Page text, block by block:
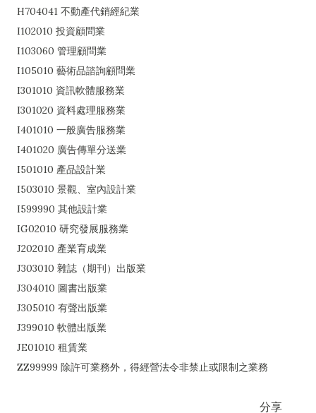
H704041 不動產代銷經紀業
I102010 投資顧問業
I103060 管理顧問業
I105010 藝術品諮詢顧問業
I301010 資訊軟體服務業
I301020 資料處理服務業
I401010 一般廣告服務業
I401020 廣告傳單分送業
I501010 產品設計業
I503010 景觀、室內設計業
I599990 其他設計業
IG02010 研究發展服務業
J202010 產業育成業
J303010 雜誌（期刊）出版業
J304010 圖書出版業
J305010 有聲出版業
J399010 軟體出版業
JE01010 租賃業
ZZ99999 除許可業務外，得經營法令非禁止或限制之業務
分享